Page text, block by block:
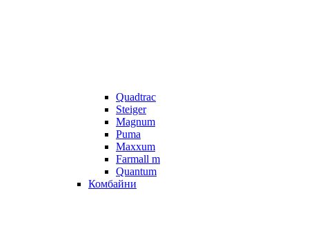
Quadtrac
Steiger
Magnum
Puma
Maxxum
Farmall m
Quantum
Комбайни